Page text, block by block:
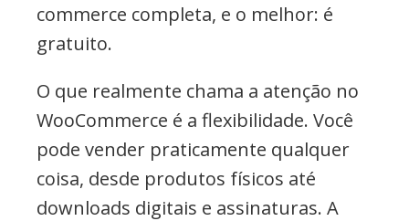
commerce completa, e o melhor: é
gratuito.
O que realmente chama a atenção no
WooCommerce é a flexibilidade. Você
pode vender praticamente qualquer
coisa, desde produtos físicos até
downloads digitais e assinaturas. A